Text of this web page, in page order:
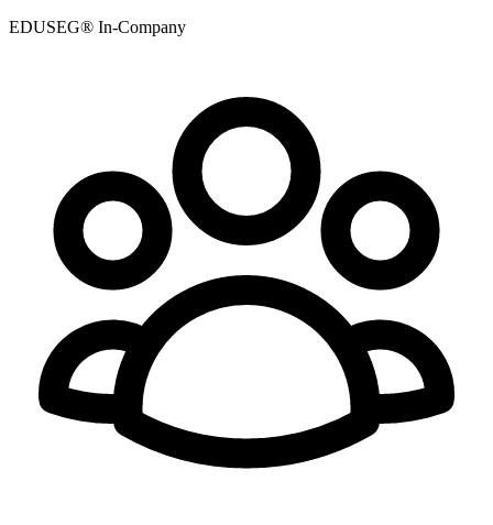
EDUSEG® In-Company